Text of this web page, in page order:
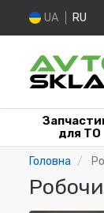
UA RU
для ТО
Головна